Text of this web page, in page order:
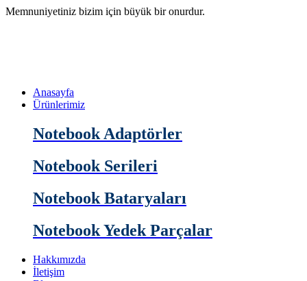
Memnuniyetiniz bizim için büyük bir onurdur.
Anasayfa
Ürünlerimiz
Notebook Adaptörler
Notebook Serileri
Notebook Bataryaları
Notebook Yedek Parçalar
Hakkımızda
İletişim